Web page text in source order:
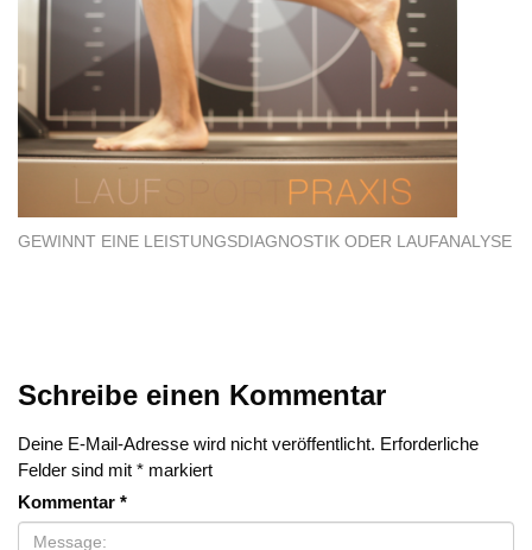
GEWINNT EINE LEISTUNGSDIAGNOSTIK ODER LAUFANALYSE
Schreibe einen Kommentar
Deine E-Mail-Adresse wird nicht veröffentlicht. Erforderliche
Felder sind mit * markiert
Kommentar *